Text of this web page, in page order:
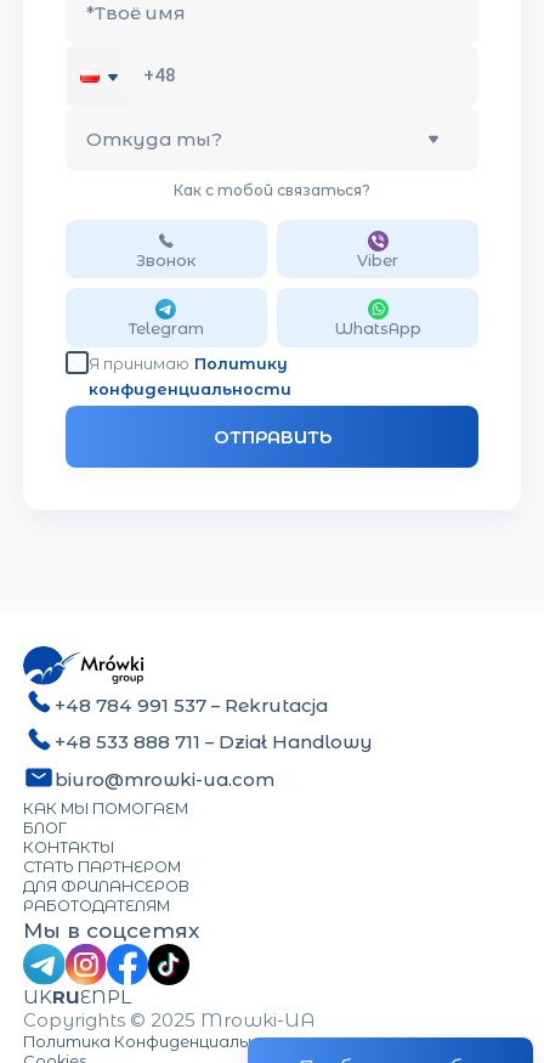
*Твоё имя
Откуда ты?
Как с тобой связаться?
Звонок Viber
Telegram
WhatsApp
Я принимаю Политику
конфиденциальности
ОТПРАВИТЬ
+48 784 991 537 – Rekrutacja
+48 533 888 711 – Dział Handlowy
biuro@mrowki-ua.com
КАК МЫ ПОМОГАЕМ
БЛОГ
КОНТАКТЫ
СТАТЬ ПАРТНЕРОМ
ДЛЯ ФРИЛАНСЕРОВ
РАБОТОДАТЕЛЯМ
Мы в соцсетях
UKRUENPL
Copyrights © 2025 Mrowki-UA
Политика Конфиденциальности